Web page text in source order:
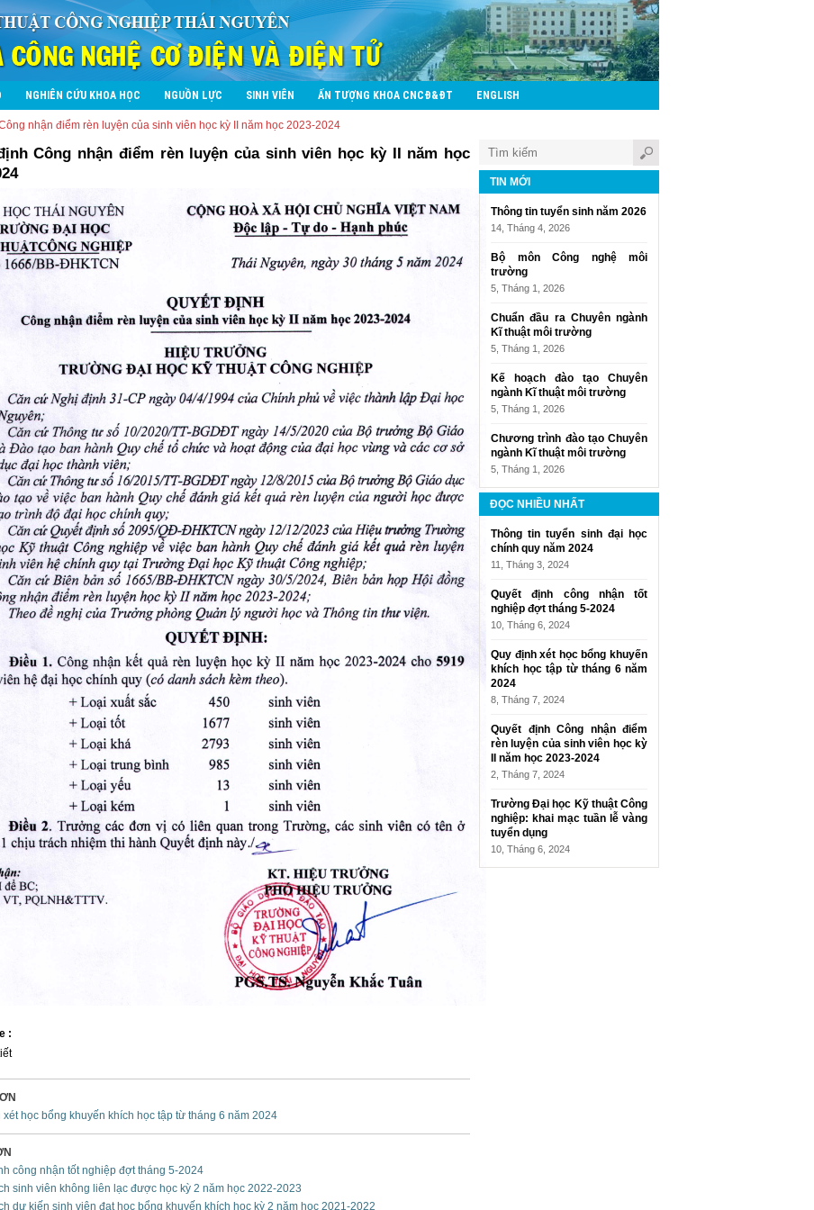
NGHIÊN CỨU KHOA HỌC NGUỒN LỰC SINH VIÊN ẤN TƯỢNG KHOA CNCĐ&ĐT ENGLISH
nhận điểm rèn luyện của sinh viên học kỳ II năm học 2023-2024
Công nhận điểm rèn luyện của sinh viên học kỳ II năm học
:
xét học bổng khuyến khích học tập từ tháng 6 năm 2024
công nhận tốt nghiệp đợt tháng 5-2024
sinh viên không liên lạc được học kỳ 2 năm học 2022-2023
dự kiến sinh viên đạt học bổng khuyến khích học kỳ 2 năm học 2021-2022
TIN MỚI
Thông tin tuyển sinh năm 2026
14, Tháng 4, 2026
Bộ môn Công nghệ môi
trường
5, Tháng 1, 2026
Chuẩn đầu ra Chuyên ngành
Kĩ thuật môi trường
5, Tháng 1, 2026
Kế hoạch đào tạo Chuyên
ngành Kĩ thuật môi trường
5, Tháng 1, 2026
Chương trình đào tạo Chuyên
ngành Kĩ thuật môi trường
5, Tháng 1, 2026
ĐỌC NHIỀU NHẤT
Thông tin tuyển sinh đại học
chính quy năm 2024
11, Tháng 3, 2024
Quyết định công nhận tốt
nghiệp đợt tháng 5-2024
10, Tháng 6, 2024
Quy định xét học bổng khuyến
khích học tập từ tháng 6 năm
2024
8, Tháng 7, 2024
Quyết định Công nhận điểm
rèn luyện của sinh viên học kỳ
II năm học 2023-2024
2, Tháng 7, 2024
Trường Đại học Kỹ thuật Công
nghiệp: khai mạc tuần lễ vàng
tuyển dụng
10, Tháng 6, 2024